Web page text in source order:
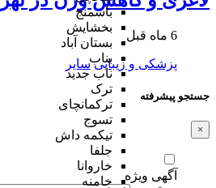
باسمنج
بخشایش
بستان آباد
بناب
ناب جدید
ترک
ترکمانچای
تسوج
تیکمه داش
جلفا
خاروانا
خامنه
6 ماه قبل
پزشکی و زیبایی سایر
جستجو پیشرفته
×
آگهی ویژه